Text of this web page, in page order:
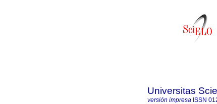
Universitas
versión impresa ISSN